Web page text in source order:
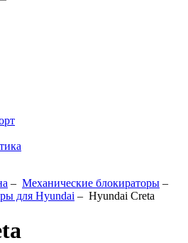
– Механические блoкираторы –
для Hyundai – Hyundai Creta